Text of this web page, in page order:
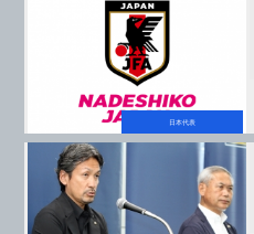
日本代表